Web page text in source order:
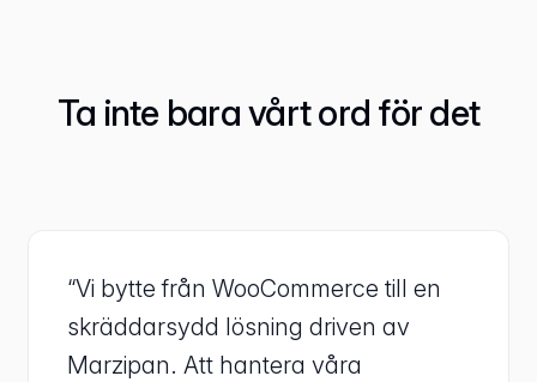
Ta inte bara vårt ord för det
“Vi bytte från WooCommerce till en
skräddarsydd lösning driven av
Marzipan. Att hantera våra